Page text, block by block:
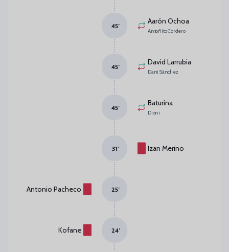
Aarón Ochoa
Antoñito Cordero
45’
David Larrubia
Dani Sánchez
45’
Baturina
Dioni
45’
Izan Merino
31’
Antonio Pacheco 25’
Kofane 24’